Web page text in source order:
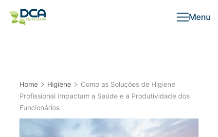
Menu
Home Higiene
Como as Soluções de Higiene
Profissional Impactam a Saúde e a Produtividade dos
Funcionários